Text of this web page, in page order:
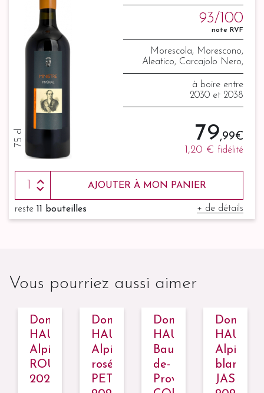
75 cl
93/100
note RVF
Morescola, Morescono,
Aleatico, Carcajolo Nero,
Montanaccia, Sciaccarello et
Nielluccio
à boire entre
2030 et 2038
79,99 €
1,20 € fidélité
AJOUTER À MON PANIER
reste 11 bouteilles + de détails
Vous pourriez aussi aimer
Domaine
HAUVETTE,
Alpilles
ROUCAS
2022
Domaine
HAUVETTE,
Alpilles
rosé
PETRA
Domaine
HAUVETTE,
Baux-
de-
Provence
Domaine
Alpilles
blanc
JASPE